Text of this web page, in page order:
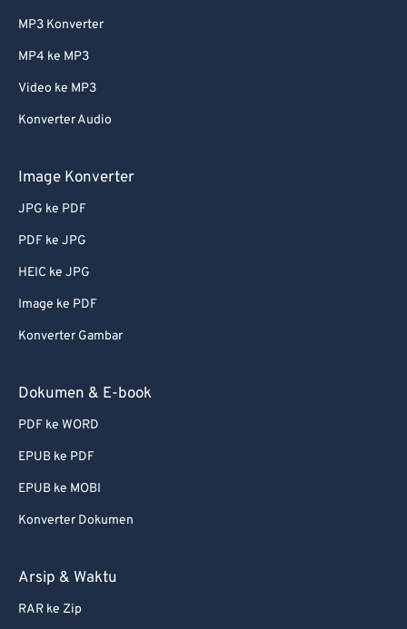
MP3 Konverter
MP4 ke MP3
Video ke MP3
Konverter Audio
Image Konverter
JPG ke PDF
PDF ke JPG
HEIC ke JPG
Image ke PDF
Konverter Gambar
Dokumen & E-book
PDF ke WORD
EPUB ke PDF
EPUB ke MOBI
Konverter Dokumen
Arsip & Waktu
RAR ke Zip